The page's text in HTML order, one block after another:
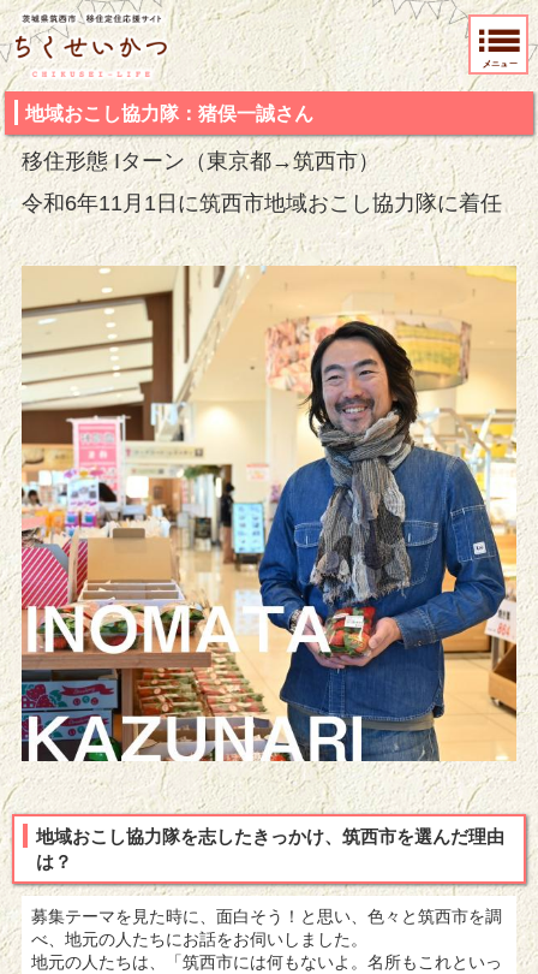
茨城県筑西市 移住定住応援サイト ちくせいかつ
地域おこし協力隊：猪俣一誠さん
移住形態 Iターン（東京都→筑西市）
令和6年11月1日に筑西市地域おこし協力隊に着任
地域おこし協力隊を志したきっかけ、筑西市を選んだ理由
は？
募集テーマを見た時に、面白そう！と思い、 色々と筑西市を調
べ、地元の人たちにお話をお伺いしました。
地元の人たちは、「筑西市には何もないよ。名所もこれといっ